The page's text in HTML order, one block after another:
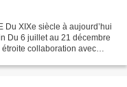
Du XIXe siècle à aujourd’hui
Du 6 juillet au 21 décembre
collaboration avec